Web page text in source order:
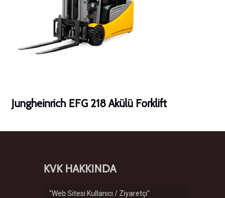
Jungheinrich EFG 218 Akülü Forklift
KVK HAKKINDA
“Web Sitesi Kullanıcı / Ziyaretçi”